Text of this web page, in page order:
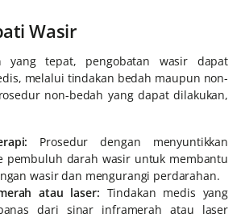
Wasir
yang tepat, pengobatan wasir dapat
melalui tindakan bedah maupun non-
non-bedah yang dapat dilakukan,
Prosedur dengan menyuntikkan
pembuluh darah wasir untuk membantu
wasir dan mengurangi perdarahan.
atau laser: Tindakan medis yang
dari sinar inframerah atau laser